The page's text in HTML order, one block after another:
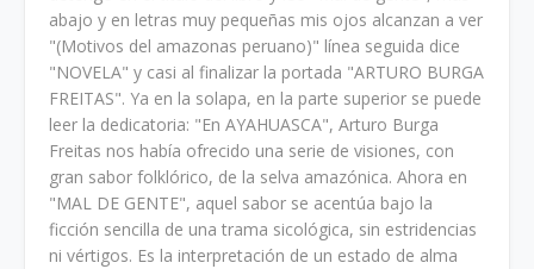
abajo y en letras muy pequeñas mis ojos alcanzan a ver
"(Motivos del amazonas peruano)" línea seguida dice
"NOVELA" y casi al finalizar la portada "ARTURO BURGA
FREITAS". Ya en la solapa, en la parte superior se puede
leer la dedicatoria: "En AYAHUASCA", Arturo Burga
Freitas nos había ofrecido una serie de visiones, con
gran sabor folklórico, de la selva amazónica. Ahora en
"MAL DE GENTE", aquel sabor se acentúa bajo la
ficción sencilla de una trama sicológica, sin estridencias
ni vértigos. Es la interpretación de un estado de alma